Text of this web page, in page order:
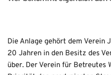
Die Anlage gehört dem Verein
20 Jahren in den Besitz des
über. Der Verein für Betreutes